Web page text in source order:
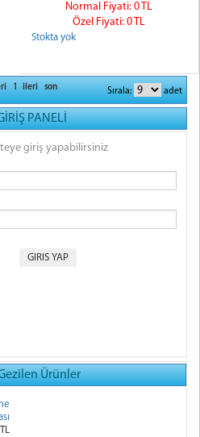
Normal Fiyati: 0 TL
Özel Fiyati: 0 TL
Stokta yok
1 ileri son Sırala: adet
PANELİ
giriş yapabilirsiniz
Ürünler